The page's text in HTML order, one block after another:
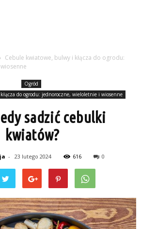
Cebule kwiatowe, bulwy i kłącza do ogrodu:
Ogród
do ogrodu: jednoroczne, wieloletnie i wiosenne
sadzić cebulki
kwiatów?
- 23 lutego 2024 616 0